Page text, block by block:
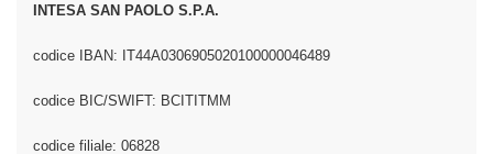
INTESA SAN PAOLO S.P.A.
codice IBAN: IT44A0306905020100000046489
codice BIC/SWIFT: BCITITMM
codice filiale: 06828